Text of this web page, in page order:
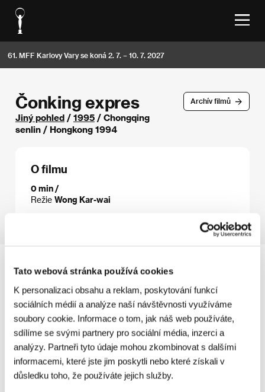
Tato webová stránka používá cookies
K personalizaci obsahu a reklam, poskytování funkcí
sociálních médií a analýze naší návštěvnosti využíváme
soubory cookie. Informace o tom, jak náš web používáte,
sdílíme se svými partnery pro sociální média, inzerci a
analýzy. Partneři tyto údaje mohou zkombinovat s dalšími
informacemi, které jste jim poskytli nebo které získali v
důsledku toho, že používáte jejich služby.
61. MFF Karlovy Vary se koná 2. 7. – 10. 7. 2027
Archív filmů
Čonking expres
Jiný pohled / 1995 / Chongqing
senlin / Hongkong 1994
O filmu
0 min /
Režie Wong Kar-wai